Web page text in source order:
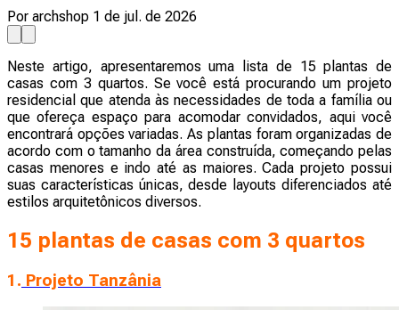
Por archshop 1 de jul. de 2026
Neste artigo, apresentaremos uma lista de 15 plantas de
casas com 3 quartos. Se você está procurando um projeto
residencial que atenda às necessidades de toda a família ou
que ofereça espaço para acomodar convidados, aqui você
encontrará opções variadas. As plantas foram organizadas de
acordo com o tamanho da área construída, começando pelas
casas menores e indo até as maiores. Cada projeto possui
suas características únicas, desde layouts diferenciados até
estilos arquitetônicos diversos.
15 plantas de casas com 3 quartos
1. Projeto Tanzânia